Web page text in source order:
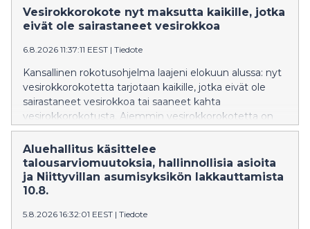
hyväksymistä ja toteutusvaiheen käynnistämistä sekä
Kaupin yliopistollisen sosiaali- ja terveysaseman
toimitilajaosto myös päättää kokonaisuuksien
Vesirokkorokote nyt maksutta kaikille, jotka
eivät ole sairastaneet vesirokkoa
6.8.2026 11:37:11 EEST | Tiedote
Kansallinen rokotusohjelma laajeni elokuun alussa: nyt
vesirokkorokotetta tarjotaan kaikille, jotka eivät ole
sairastaneet vesirokkoa tai saaneet kahta
vesirokkorokotusta. Aiemmin vesirokkorokotetta on
tarjottu osana kansallista rokotusohjelmaa vuonna
2006 tai sen jälkeen syntyneille. Sitä ennen joillekin
lapsille rokote on annettu omakustanteisesti.
Aluehallitus käsittelee
talousarviomuutoksia, hallinnollisia asioita
ja Niittyvillan asumisyksikön lakkauttamista
10.8.
5.8.2026 16:32:01 EEST | Tiedote